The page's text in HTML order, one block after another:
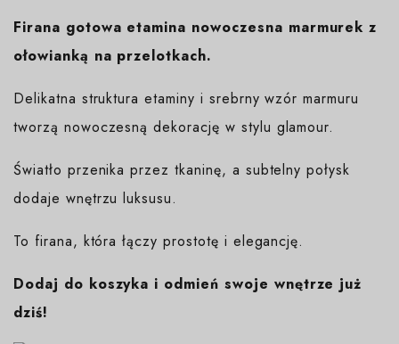
Firana gotowa etamina nowoczesna marmurek z
ołowianką na przelotkach.
Delikatna struktura etaminy i srebrny wzór marmuru
tworzą nowoczesną dekorację w stylu glamour.
Światło przenika przez tkaninę, a subtelny połysk
dodaje wnętrzu luksusu.
To firana, która łączy prostotę i elegancję.
Dodaj do koszyka i odmień swoje wnętrze już
dziś!